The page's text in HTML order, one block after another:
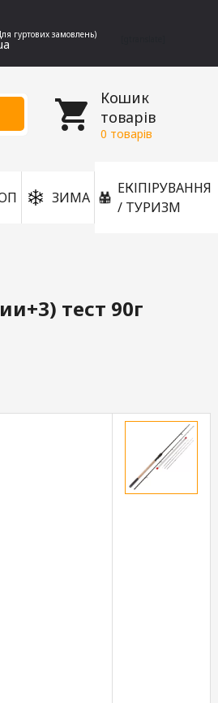
гуртових замовлень)
Кошик
товарів
0 товарів
ЗИМА
ЕКІПІРУВАННЯ
/ ТУРИЗМ
тест 90г